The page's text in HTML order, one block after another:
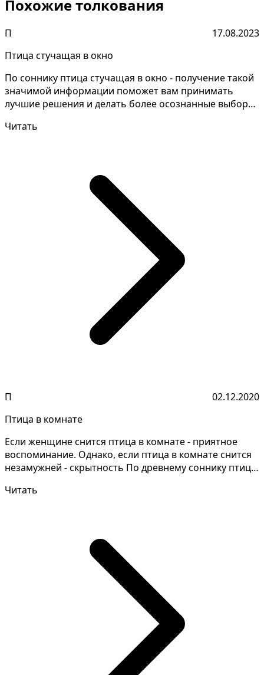
Похожие толкования
П
17.08.2023
Птица стучащая в окно
По соннику птица стучащая в окно - получение такой
значимой информации поможет вам принимать
лучшие решения и делать более осознанные выборы.
Читать
П
02.12.2020
Птица в комнате
Если женщине снится птица в комнате - приятное
воспоминание. Однако, если птица в комнате снится
незамужней - скрытность По древнему соннику птица
Читать